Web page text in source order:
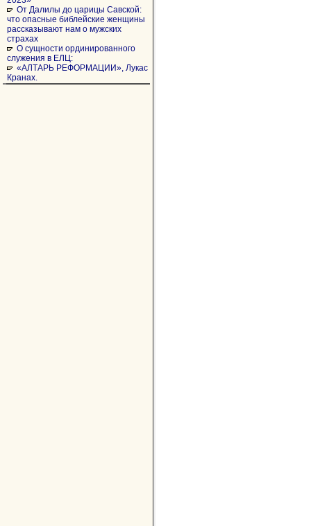
От Далилы до царицы Савской:
что опасные библейские женщины
рассказывают нам о мужских
страхах
О сущности ординированного
служения в ЕЛЦ:
«АЛТАРЬ РЕФОРМАЦИИ», Лукас
Кранах.